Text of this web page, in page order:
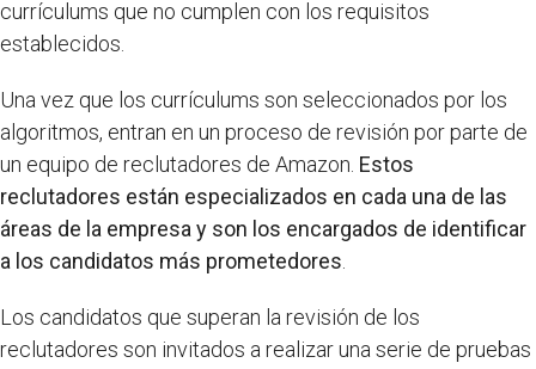
currículums que no cumplen con los requisitos
establecidos.
Una vez que los currículums son seleccionados por los
algoritmos, entran en un proceso de revisión por parte de
un equipo de reclutadores de Amazon. Estos
reclutadores están especializados en cada una de las
áreas de la empresa y son los encargados de identificar
a los candidatos más prometedores.
Los candidatos que superan la revisión de los
reclutadores son invitados a realizar una serie de pruebas